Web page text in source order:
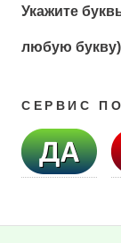
Укажите
любую
СЕРВИС